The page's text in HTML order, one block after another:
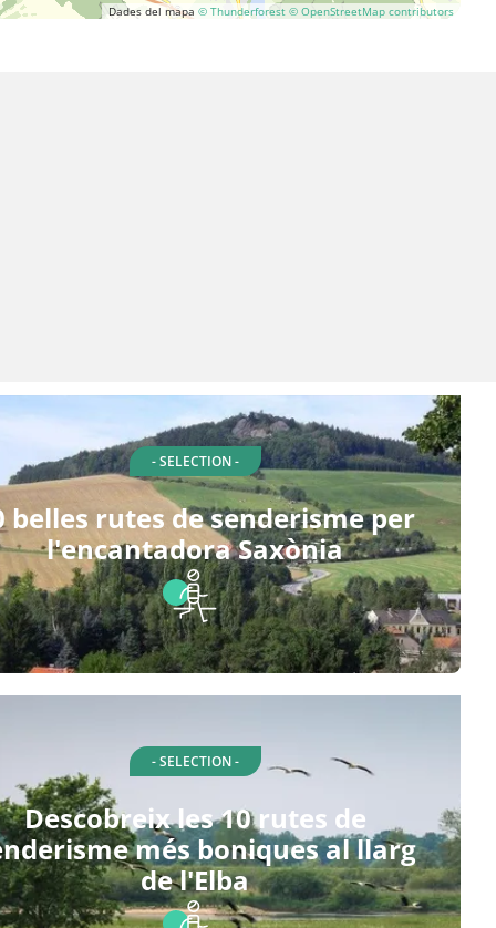
Dades del mapa © Thunderforest © OpenStreetMap contributors
- SELECTION -
belles rutes de senderisme per
l'encantadora Saxònia
- SELECTION -
Descobreix les 10 rutes de
més boniques al llarg
de l'Elba